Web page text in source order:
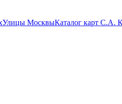
Улицы МосквыКаталог карт С.А.